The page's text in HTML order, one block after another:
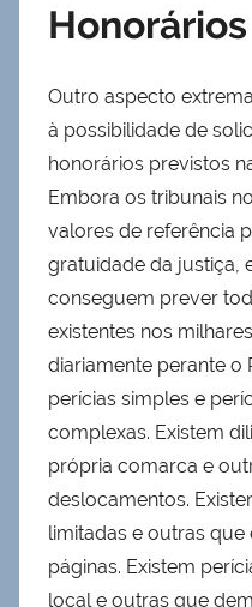
Honorários
Outro aspecto
à possibilidade de
honorários previstos
Embora os tribunais
valores de referência
gratuidade da justiça,
conseguem prever
existentes nos
diariamente perante o
perícias simples e
complexas. Existem
própria comarca e
deslocamentos.
limitadas e outras
páginas. Existem
local e outras que